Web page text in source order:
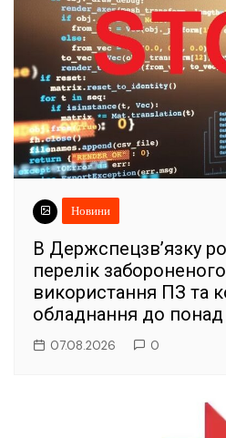
Новини
В Держспецзв’язку
перелік
використання ПЗ та
обладнання до понад
07.08.2026 0